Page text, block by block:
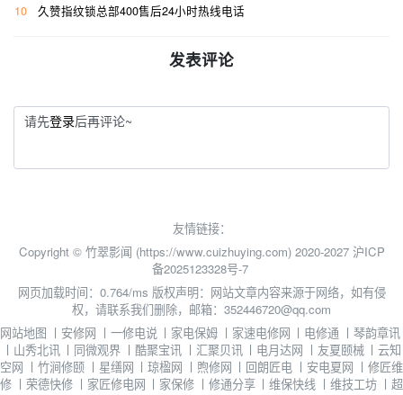
10
久赞指纹锁总部400售后24小时热线电话
发表评论
请先登录后再评论~
友情链接：
Copyright © 竹翠影闻 (https://www.cuizhuying.com) 2020-2027 沪ICP
备2025123328号-7
网页加载时间：0.764/ms 版权声明：网站文章内容来源于网络，如有侵
权，请联系我们删除，邮箱：352446720@qq.com
网站地图 丨 安修网 丨 一修电说 丨 家电保姆 丨 家速电修网 丨 电修通 丨琴韵章讯
丨 山秀北讯 丨 同微观界 丨 酷聚宝讯 丨 汇聚贝讯 丨 电月达网 丨 友夏颐械 丨云知
空网 丨 竹涧修颐 丨 星缮网 丨琼楹网 丨 煦修网 丨 回朗匠电 丨 安电夏网 丨 修匠维
修 丨 荣德快修 丨 家匠修电网 丨 家保修 丨 修通分享 丨维保快线 丨维技工坊 丨 超